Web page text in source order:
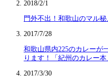
2018/2/1
門外不出！和歌山のマル
2017/7/28
和歌山県内225のカレーが
ります！「紀州のカレー本
2017/3/30